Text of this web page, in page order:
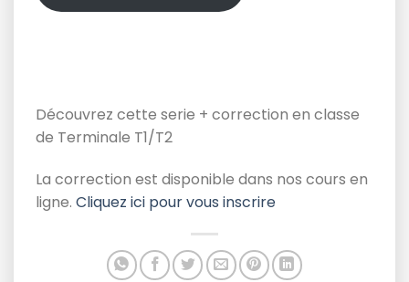
Découvrez cette serie + correction en classe
de Terminale T1/T2
La correction est disponible dans nos cours en
ligne. Cliquez ici pour vous inscrire